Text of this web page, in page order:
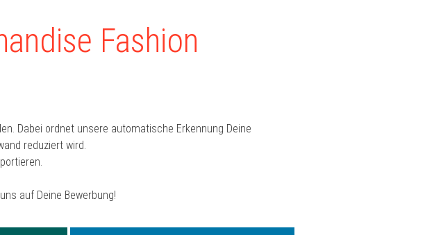
Fashion
Dabei ordnet unsere automatische Erkennung Deine
reduziert wird.
auf Deine Bewerbung!